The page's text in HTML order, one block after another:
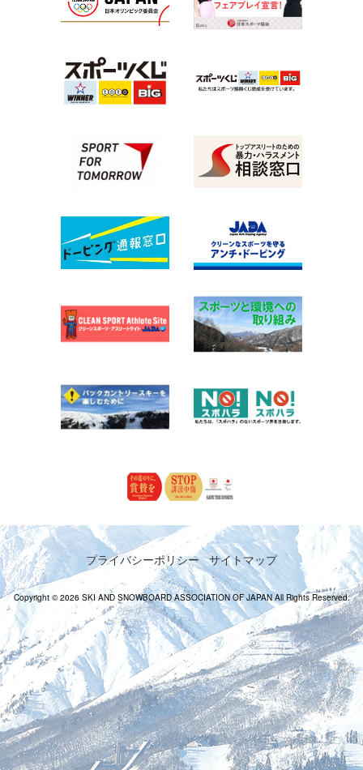
プライバシーポリシー サイトマップ
Copyright © 2026 SKI AND SNOWBOARD ASSOCIATION OF JAPAN All Rights Reserved.